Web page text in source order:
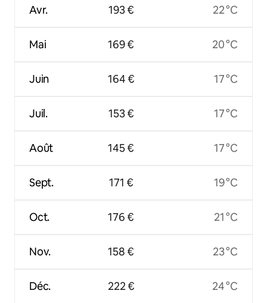
Avr.
Mai
Juin
Juil.
Août
Sept.
Oct.
Nov.
Déc.
193 €
169 €
164 €
153 €
145 €
171 €
176 €
158 €
222 €
22 °C
20 °C
17 °C
17 °C
17 °C
19 °C
21 °C
23 °C
24 °C